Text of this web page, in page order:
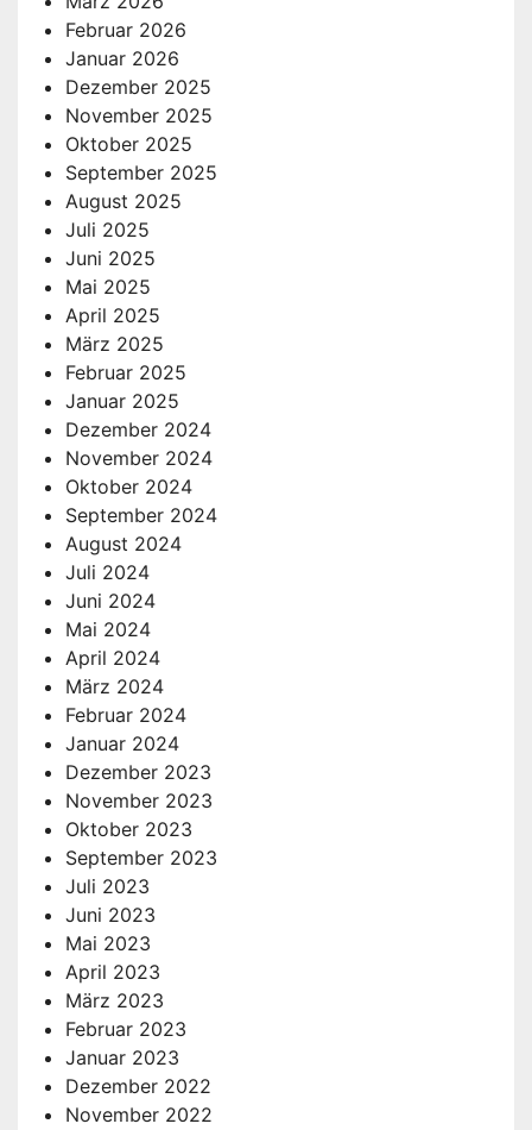
Februar 2026
Januar 2026
Dezember 2025
November 2025
Oktober 2025
September 2025
August 2025
Juli 2025
Juni 2025
Mai 2025
April 2025
März 2025
Februar 2025
Januar 2025
Dezember 2024
November 2024
Oktober 2024
September 2024
August 2024
Juli 2024
Juni 2024
Mai 2024
April 2024
März 2024
Februar 2024
Januar 2024
Dezember 2023
November 2023
Oktober 2023
September 2023
Juli 2023
Juni 2023
Mai 2023
April 2023
März 2023
Februar 2023
Januar 2023
Dezember 2022
November 2022